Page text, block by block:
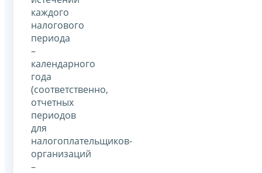
каждого
налогового
периода
–
календарного
года
(соответственно,
отчетных
периодов
для
налогоплательщиков-
организаций
–